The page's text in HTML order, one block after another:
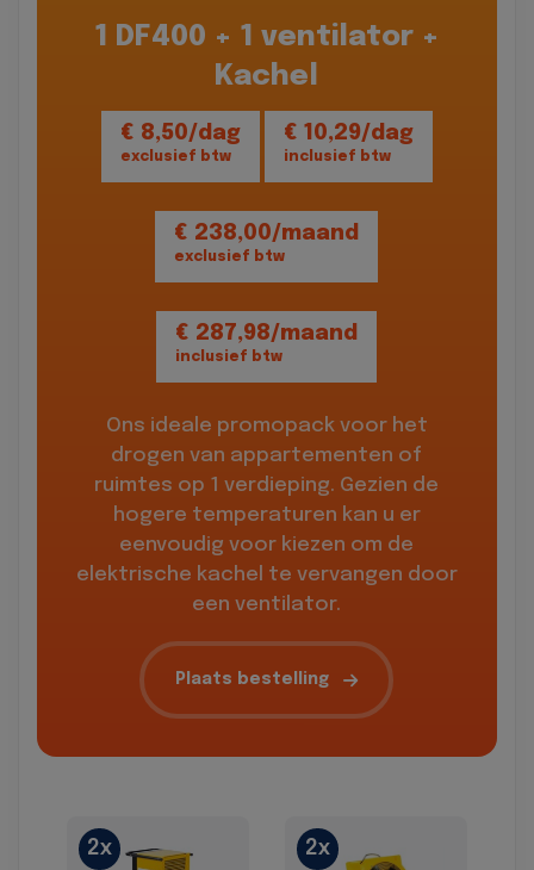
1 DF400 + 1 ventilator +
Kachel
€ 8,50/dag
exclusief btw
€ 10,29/dag
inclusief btw
€ 238,00/maand
exclusief btw
€ 287,98/maand
inclusief btw
Ons ideale promopack voor het
drogen van appartementen of
ruimtes op 1 verdieping. Gezien de
hogere temperaturen kan u er
eenvoudig voor kiezen om de
elektrische kachel te vervangen door
een ventilator.
Plaats bestelling
2x 2x